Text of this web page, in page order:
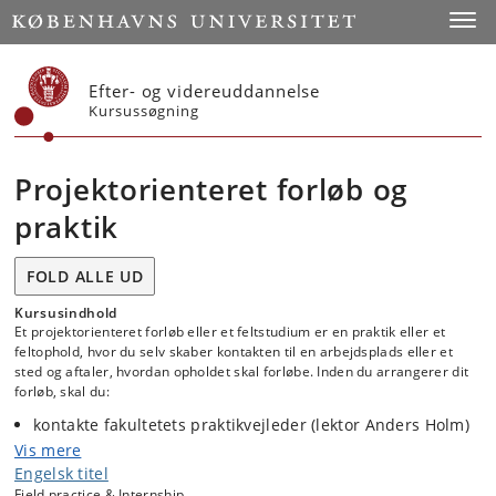
Start
Efter- og videreuddannelse
Kursussøgning
Projektorienteret forløb og
praktik
FOLD ALLE UD
Kursusindhold
Et projektorienteret forløb eller et feltstudium er en praktik eller et
feltophold, hvor du selv skaber kontakten til en arbejdsplads eller et
sted og aftaler, hvordan opholdet skal forløbe. Inden du arrangerer dit
forløb, skal du:
kontakte fakultetets praktikvejleder (lektor Anders Holm)
orientere dig om regler og rammer for forløbet på
Studieinformation
Vis mere
Engelsk titel